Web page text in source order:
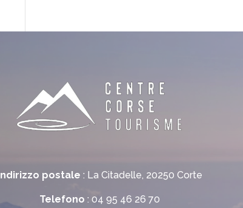
Indirizzo postale : La Citadelle, 20250 Corte
Telefono : 04 95 46 26 70